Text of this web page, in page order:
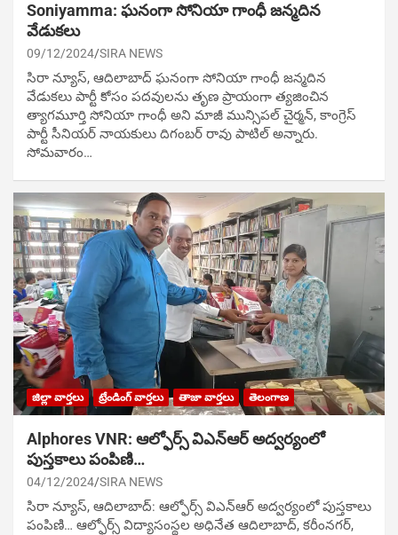
Soniyamma: ఘ‌నంగా సోనియా గాంధీ జ‌న్మ‌దిన
వేడుక‌లు
09/12/2024 SIRA NEWS
సిరా న్యూస్, ఆదిలాబాద్ ఘ‌నంగా సోనియా గాంధీ జ‌న్మ‌దిన
వేడుక‌లు పార్టీ కోసం ప‌ద‌వుల‌ను తృణ ప్రాయంగా త్య‌జించిన
త్యాగమూర్తి సోనియా గాంధీ అని మాజీ మున్సిప‌ల్ చైర్మ‌న్, కాంగ్రెస్
పార్టీ సీనియ‌ర్ నాయ‌కులు దిగంబ‌ర్ రావు పాటిల్ అన్నారు.
సోమవారం…
జిల్లా వార్తలు ట్రేండింగ్ వార్తలు తాజా వార్తలు తెలంగాణ
Alphores VNR: ఆల్ఫోర్స్ విఎన్ఆర్ అద్వర్యంలో
పుస్తకాలు పంపిణి…
04/12/2024 SIRA NEWS
సిరా న్యూస్, ఆదిలాబాద్: ఆల్ఫోర్స్ విఎన్ఆర్ అద్వర్యంలో పుస్తకాలు
పంపిణి… ఆల్ఫోర్స్ విద్యాసంస్థల అధినేత ఆదిలాబాద్, కరీంనగర్,